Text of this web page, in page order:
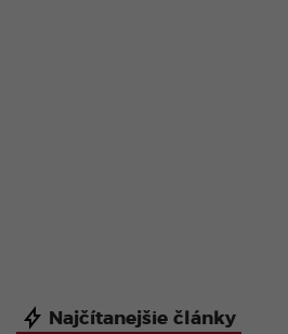
Najčítanejšie články